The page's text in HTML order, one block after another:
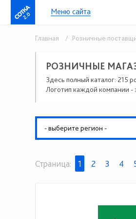
2.0 Меню сайта
Главная / Розничные
РОЗНИЧНЫЕ
Здесь полный каталог: 215
Логотип каждой компании -
- выберите регион -
Страница: 1 2 3 4